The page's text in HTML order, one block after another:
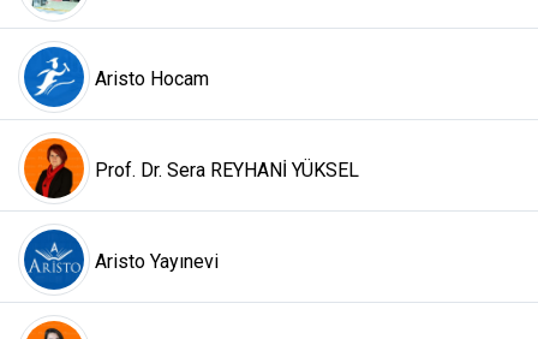
Aristo Hocam
Prof. Dr. Sera REYHANİ YÜKSEL
Aristo Yayınevi